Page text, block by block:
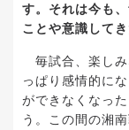
す。それは今も
ことや意識して
毎試合、楽しみ
っぱり感情的に
ができなくなっ
う。この間の湘